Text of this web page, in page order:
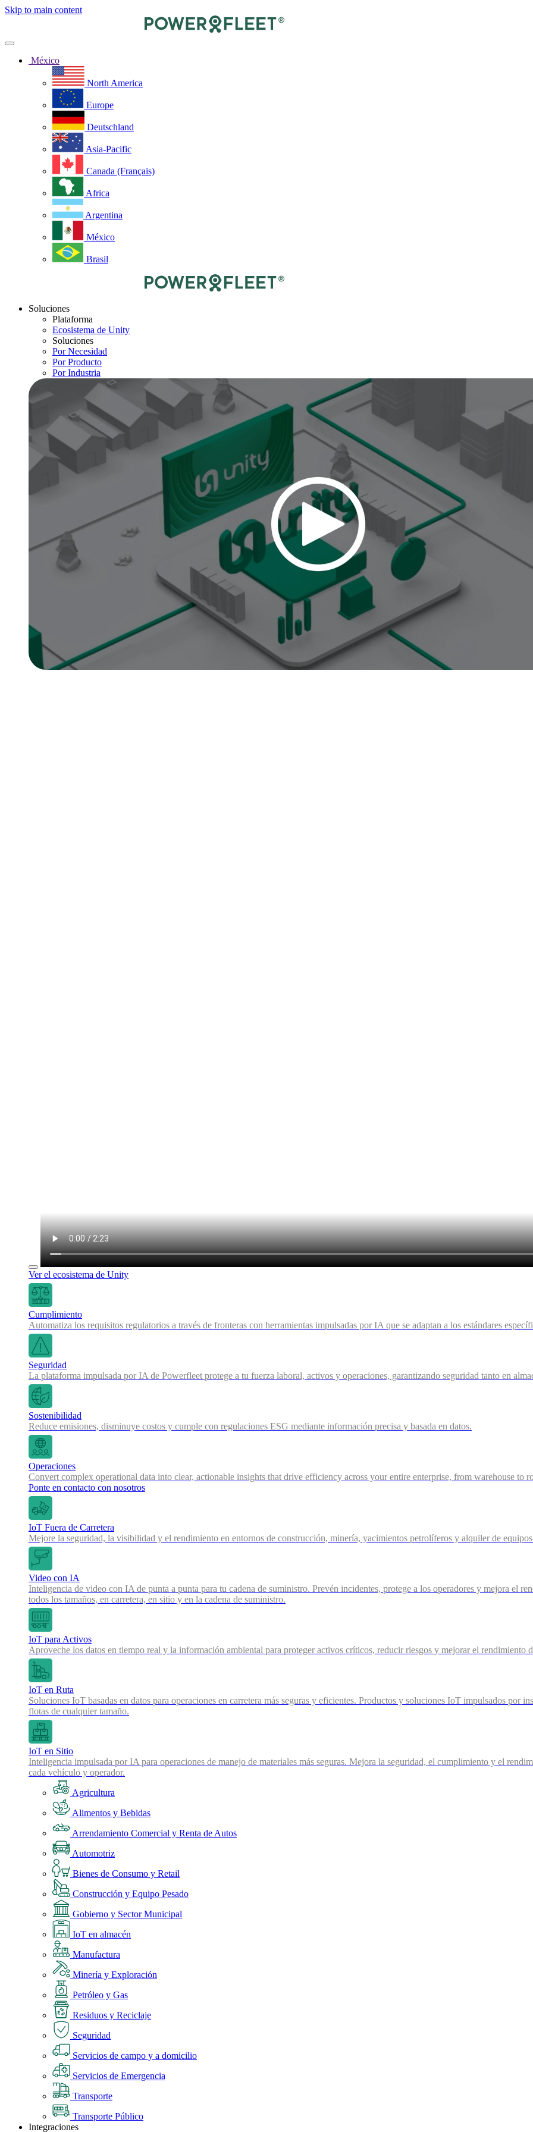
Skip to main content
México
North America
Europe
Deutschland
Asia-Pacific
Canada (Français)
Africa
Argentina
México
Brasil
Soluciones
Plataforma
Ecosistema de Unity
Soluciones
Por Necesidad
Por Producto
Por Industria
Ver el ecosistema de Unity
Cumplimiento
Automatiza los requisitos regulatorios a través de fronteras con herramientas impulsadas por IA que se adaptan a los estándares
Seguridad
La plataforma impulsada por IA de Powerfleet protege a tu fuerza laboral, activos y operaciones, garantizando seguridad tanto en
Sostenibilidad
Reduce emisiones, disminuye costos y cumple con regulaciones ESG mediante información precisa y basada en datos.
Operaciones
Convert complex operational data into clear, actionable insights that drive efficiency across your entire enterprise, from warehouse to
Ponte en contacto con nosotros
IoT Fuera de Carretera
Mejore la seguridad, la visibilidad y el rendimiento en entornos de construcción, minería, yacimientos petrolíferos y alquiler de
Video con IA
Inteligencia de video con IA de punta a punta para tu cadena de suministro. Prevén incidentes, protege a los operadores y mejora el
todos los tamaños, en carretera, en sitio y en la cadena de suministro.
IoT para Activos
Aproveche los datos en tiempo real y la información ambiental para proteger activos críticos, reducir riesgos y mejorar el rendimiento
IoT en Ruta
Soluciones IoT basadas en datos para operaciones en carretera más seguras y eficientes. Productos y soluciones IoT impulsados
flotas de cualquier tamaño.
IoT en Sitio
Inteligencia impulsada por IA para operaciones de manejo de materiales más seguras. Mejora la seguridad, el cumplimiento y el
cada vehículo y operador.
Agricultura
Alimentos y Bebidas
Arrendamiento Comercial y Renta de Autos
Automotriz
Bienes de Consumo y Retail
Construcción y Equipo Pesado
Gobierno y Sector Municipal
IoT en almacén
Manufactura
Minería y Exploración
Petróleo y Gas
Residuos y Reciclaje
Seguridad
Servicios de campo y a domicilio
Servicios de Emergencia
Transporte
Transporte Público
Integraciones